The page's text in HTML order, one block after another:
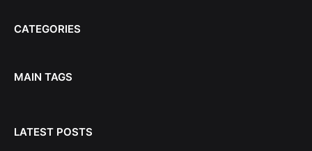
CATEGORIES
MAIN TAGS
LATEST POSTS